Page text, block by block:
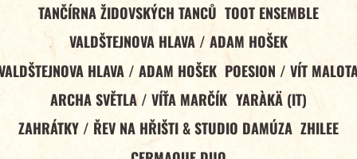
TANČÍRNA ŽIDOVSKÝCH TANCŮ TOOT ENSEMBLE
VALDŠTEJNOVA HLAVA / ADAM HOŠEK
HLAVA / ADAM HOŠEK POESION / VÍT
ARCHA SVĚTLA / VÍŤA MARČÍK YARÀKÄ (IT)
ZAHRÁTKY / ŘEV NA HŘIŠTI & STUDIO DAMÚZA ZHILEE